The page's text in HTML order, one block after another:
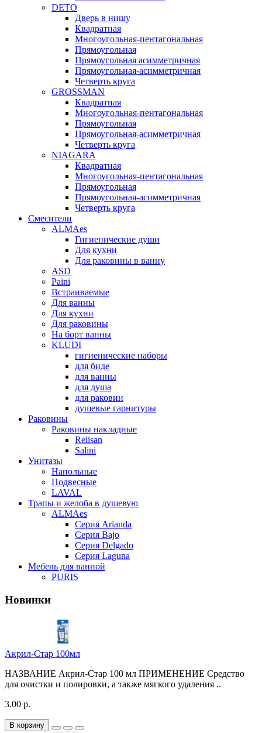
DETO
Дверь в нишу
Квадратная
Многоугольная-пентагональная
Прямоугольная
Прямоугольная асимметричная
Прямоугольная-асимметричная
Четверть круга
GROSSMAN
Квадратная
Многоугольная-пентагональная
Прямоугольная
Прямоугольная-асимметричная
Четверть круга
NIAGARA
Квадратная
Многоугольная-пентагональная
Прямоугольная
Прямоугольная-асимметричная
Четверть круга
Смесители
ALMAes
Гигиенические души
Для кухни
Для раковины в ванну
ASD
Paini
Встраиваемые
Для ванны
Для кухни
Для раковины
На борт ванны
KLUDI
гигиенические наборы
для биде
для ванны
для душа
для раковин
душевые гарнитуры
Раковины
Раковины накладные
Relisan
Salini
Унитазы
Напольные
Подвесные
LAVAL
Трапы и желоба в душевую
ALMAes
Серия Arianda
Серия Bajo
Серия Delgado
Серия Laguna
Мебель для ванной
PURIS
Новинки
Акрил-Стар 100мл
НАЗВАНИЕ Акрил-Стар 100 мл ПРИМЕНЕНИЕ Средство
для очистки и полировки, а также мягкого удаления ..
3.00 р.
В корзину